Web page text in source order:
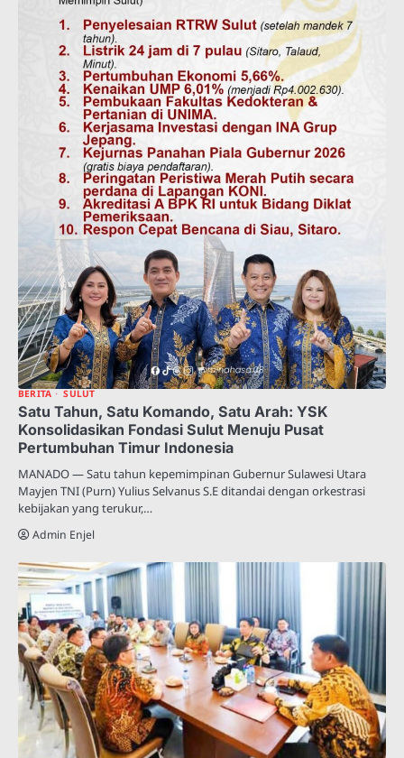
BERITA SULUT
Satu Tahun, Satu Komando, Satu Arah: YSK
Konsolidasikan Fondasi Sulut Menuju Pusat
Pertumbuhan Timur Indonesia
MANADO — Satu tahun kepemimpinan Gubernur Sulawesi Utara
Mayjen TNI (Purn) Yulius Selvanus S.E ditandai dengan orkestrasi
kebijakan yang terukur,…
Admin Enjel